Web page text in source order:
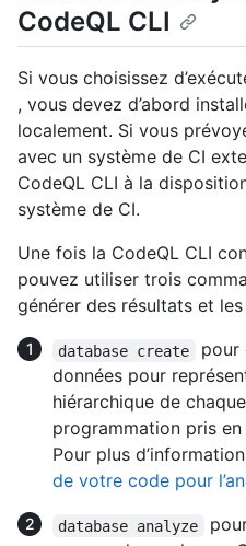
CodeQL CLI
Si vous choisissez
, vous devez d’abord
localement. Si vous
avec un système de CI
CodeQL CLI à la
système de CI.
Une fois la CodeQL CLI
pouvez utiliser trois
générer des résultats et
database create
pour
données pour
hiérarchique de
programmation pris
Pour plus
de votre code pour
database analyze